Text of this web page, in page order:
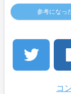
参考になっ
コ